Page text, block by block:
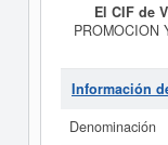
El CIF de
PROMOCION
LOCALES,
Información
Denominación